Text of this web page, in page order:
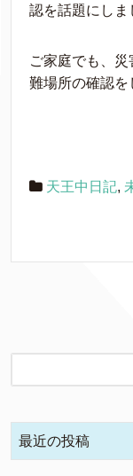
認を話題にしま
ご家庭でも、
難場所の確認を
天王中日記,
最近の投稿